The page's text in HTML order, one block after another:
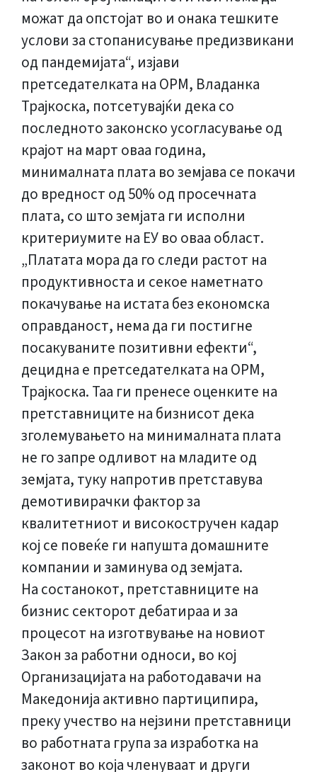
можат да опстојат во и онака тешките
услови за стопанисување предизвикани
од пандемијата“, изјави
претседателката на ОРМ, Владанка
Трајкоска, потсетувајќи дека со
последното законско усогласување од
крајот на март оваа година,
минималната плата во земјава се покачи
до вредност од 50% од просечната
плата, со што земјата ги исполни
критериумите на ЕУ во оваа област.
„Платата мора да го следи растот на
продуктивноста и секое наметнато
покачување на истата без економска
оправданост, нема да ги постигне
посакуваните позитивни ефекти“,
децидна е претседателката на ОРМ,
Трајкоска. Таа ги пренесе оценките на
претставниците на бизнисот дека
зголемувањето на минималната плата
не го запре одливот на младите од
земјата, туку напротив претставува
демотивирачки фактор за
квалитетниот и високостручен кадар
кој се повеќе ги напушта домашните
компании и заминува од земјата.
На состанокот, претставниците на
бизнис секторот дебатираа и за
процесот на изготвување на новиот
Закон за работни односи, во кој
Организацијата на работодавачи на
Македонија активно партиципира,
преку учество на нејзини претставници
во работната група за изработка на
законот во која членуваат и други